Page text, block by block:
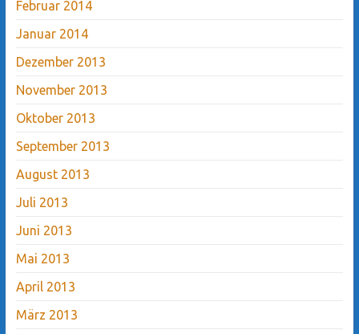
Februar 2014
Januar 2014
Dezember 2013
November 2013
Oktober 2013
September 2013
August 2013
Juli 2013
Juni 2013
Mai 2013
April 2013
März 2013